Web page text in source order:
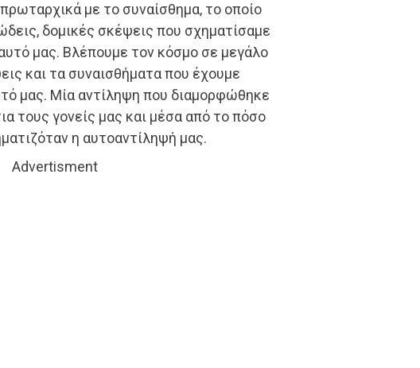
με το συναίσθημα, το οποίο
δομικές σκέψεις που σχηματίσαμε
μας. Βλέπουμε τον κόσμο σε μεγάλο
και τα συναισθήματα που έχουμε
μας. Μία αντίληψη που διαμορφώθηκε
τους γονείς μας και μέσα από το πόσο
η αυτοαντίληψή μας.
Advertisment